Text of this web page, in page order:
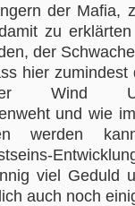
der Mafia,
zu
der
hier
Wind
und wie
werden
viel Geduld
auch noch